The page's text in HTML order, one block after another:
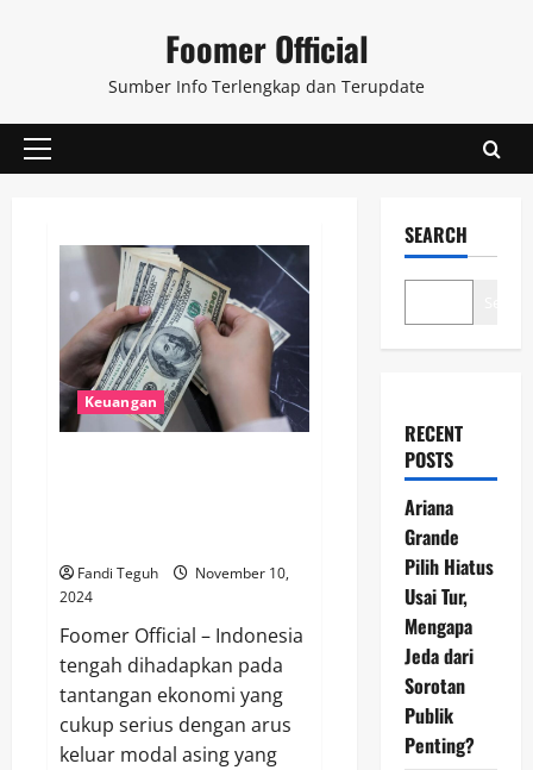
Foomer Official
Sumber Info Terlengkap dan Terupdate
Primary
Keuangan
Fandi Teguh
November 10,
2024
Foomer Official – Indonesia
tengah dihadapkan pada
tantangan ekonomi yang
cukup serius dengan arus
keluar modal asing yang
SEARCH
RECENT
POSTS
Ariana
Grande
Pilih Hiatus
Usai Tur,
Mengapa
Jeda dari
Sorotan
Publik
Penting?